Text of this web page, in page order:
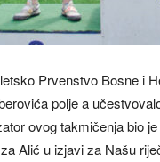
Prvenstvo Bosne i
polje a
ovog takmičenja bio
Alić u izjavi za Našu